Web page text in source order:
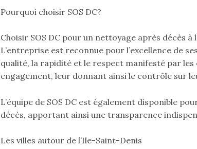
Pourquoi choisir SOS DC?
Choisir SOS DC pour un nettoyage après décès à
L’entreprise est reconnue pour l’excellence de
qualité, la rapidité et le respect manifesté par les
engagement, leur donnant ainsi le contrôle sur
L’équipe de SOS DC est également disponible
décès, apportant ainsi une transparence
Les villes autour de l’Ile-Saint-Denis